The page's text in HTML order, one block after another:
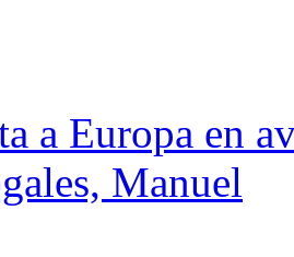
a Europa en
Manuel